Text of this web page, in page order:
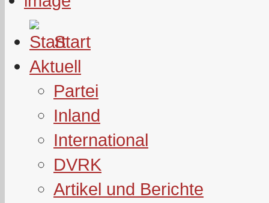
Start
Aktuell
Partei
Inland
International
DVRK
Artikel und Berichte